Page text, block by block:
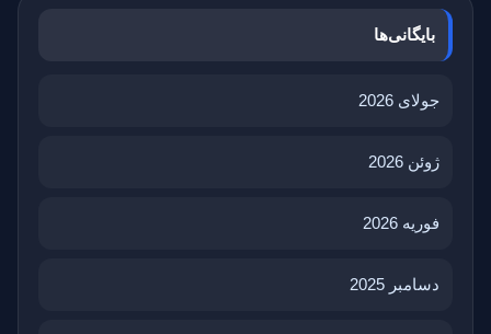
بایگانی‌ها
جولای 2026
ژوئن 2026
فوریه 2026
دسامبر 2025